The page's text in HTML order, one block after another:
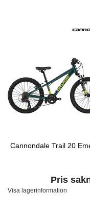
Cannondale Trail 20
Pris
Visa lagerinformation